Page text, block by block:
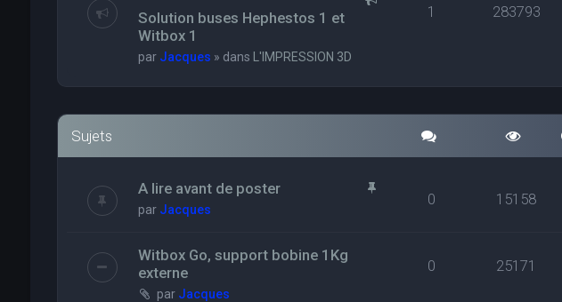
Solution buses Hephestos 1 et
Witbox 1
par Jacques » dans L'IMPRESSION 3D
1 283793
Sujets
A lire avant de poster
par Jacques
0 15158
Witbox Go, support bobine 1Kg
externe
par Jacques
0 25171